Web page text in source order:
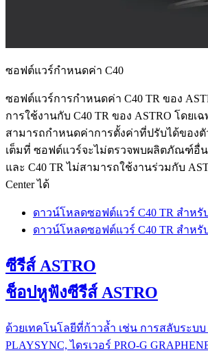
ซอฟต์แวร์กำหนดค่า C40
ซอฟต์แวร์การกำหนดค่า C40 TR ของ
การใช้งานกับ C40 TR ของ ASTRO โดยเ
สามารถกำหนดค่าการตั้งค่าที่ปรับได้ของ
เต็มที่ ซอฟต์แวร์จะไม่ตรวจพบผลิตภัณฑ์อื่น
และ C40 TR ไม่สามารถใช้งานร่วมกับ
Center ได้
ดาวน์โหลดซอฟต์แวร์ C40 TR สำหรั
ดาวน์โหลดซอฟต์แวร์ C40 TR สำหรั
ซีรีส์ ASTRO
ช็อปหูฟังซีรีส์ ASTRO
ด้วยเทคโนโลยีที่ก้าวล้ำ เช่น การสลับระบบ
PLAYSYNC, ไดรเวอร์ PRO-G